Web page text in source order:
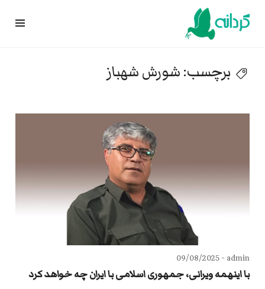
Skip
برچسب:شورش شهباز
admin -
09/08/2025
با اینهمه ویرانی، جمهوری اسلامی با ایران چه خواهد کرد